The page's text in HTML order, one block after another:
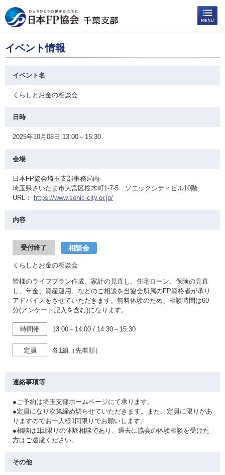
イベント情報
イベント名
くらしとお金の相談会
日時
2025年10月08日 13:00～15:30
会場
日本FP協会埼玉支部事務局内
埼玉県さいたま市大宮区桜木町1-7-5 ソニックシティビル10階
URL：
https://www.sonic-city.or.jp/
内容
受付終了 相談会
くらしとお金の相談会
皆様のライフプラン作成、家計の見直し、住宅ローン、保険の見直
し、年金、資産運用、などのご相談を当協会所属のFP資格者が承り
アドバイスをさせていただきます。無料体験のため、相談時間は60
分(アンケート記入を含む)になります。
時間帯 13:00～14:00 / 14:30～15:30
定員 各1組（先着順）
連絡事項等
●ご予約は埼玉支部ホームページにて承ります。
●定員になり次第締め切らせていただきます。また、定員に限りがあ
りますのでお一人様1回限りでお願いします。
●相談は1回限りの体験相談であり、過去に協会の体験相談を受けた
方はご遠慮ください。
その他